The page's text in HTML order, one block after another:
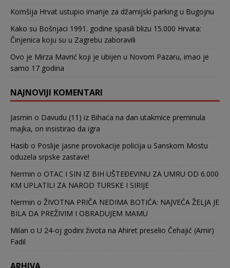
Komšija Hrvat ustupio imanje za džamijski parking u Bugojnu
Kako su Bošnjaci 1991. godine spasili blizu 15.000 Hrvata:
Činjenica koju su u Zagrebu zaboravili
Ovo je Mirza Mavrić koji je ubijen u Novom Pazaru, imao je
samo 17 godina
NAJNOVIJI KOMENTARI
Jasmin o Davudu (11) iz Bihaća na dan utakmice preminula
majka, on insistirao da igra
Hasib o Poslije jasne provokacije policija u Sanskom Mostu
oduzela srpske zastave!
Nermin o OTAC I SIN IZ BIH UŠTEĐEVINU ZA UMRU OD 6.000
KM UPLATILI ZA NAROD TURSKE I SIRIJE
Nermin o ŽIVOTNA PRIČA NEDIMA BOTIĆA: NAJVEĆA ŽELJA JE
BILA DA PREŽIVIM I OBRADUJEM MAMU
Milan o U 24-oj godini života na Ahiret preselio Čehajić (Amir)
Fadil